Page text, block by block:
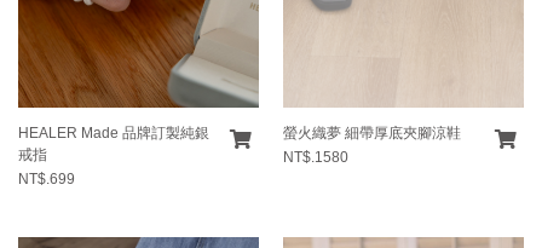
HEALER Made 品牌訂製純銀
戒指
NT$.699
螢火織夢 細帶厚底夾腳涼鞋
NT$.1580